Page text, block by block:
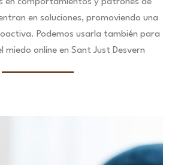
en soluciones, promoviendo una
Podemos usarla también para
miedo online en Sant Just Desvern